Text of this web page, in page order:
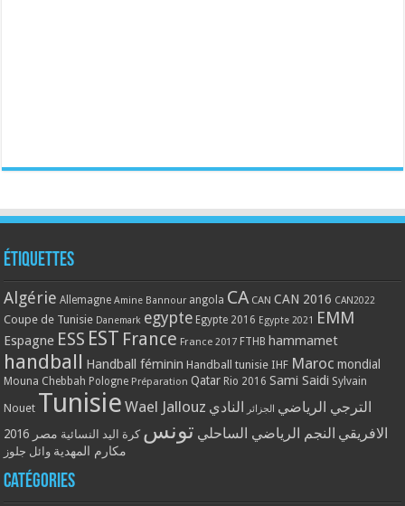
Étiquettes
Algérie Allemagne Amine Bannour angola CA CAN CAN 2016 CAN2022
Coupe de Tunisie Danemark egypte Egypte 2016 Egypte 2021 EMM
Espagne ESS EST France France 2017 FTHB hammamet
handball Handball féminin Handball tunisie IHF Maroc mondial
Mouna Chebbah Pologne Préparation Qatar Rio 2016 Sami Saidi Sylvain
Nouet Tunisie Wael Jallouz الترجي الرياضي الجزائر النادي
الافريقي النجم الرياضي الساحلي تونس كرة اليد النسائية مصر 2016
مكارم المهدية وائل جلوز
Catégories